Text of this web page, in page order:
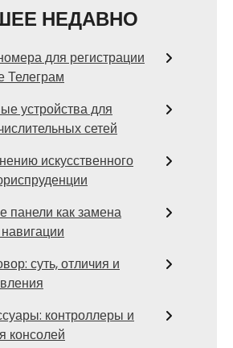
НЕДАВНО
для регистрации
Телеграм
устройства для
сетей
искусственного
панели как замена
суть, отличия и
контроллеры и
консолей